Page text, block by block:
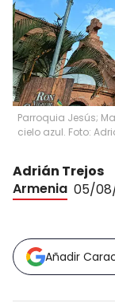
Parroquia Jesús;
cielo azul. Foto:
Adrián Trejos
Armenia 05/
Añadir